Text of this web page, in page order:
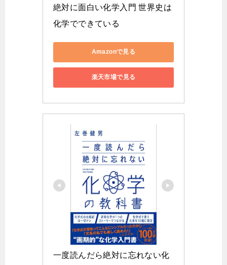
絶対に面白い化学入門 世界史は
化学でできている
Amazonで見る
楽天市場で見る
一度読んだら絶対に忘れない化